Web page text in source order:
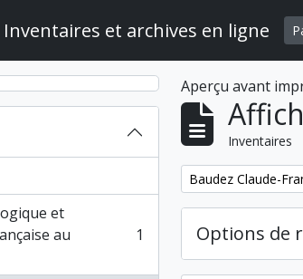
Inventaires et archives en ligne
et
au
1
Aperçu avant
Inventaires
Remove filter:
Baudez Claude-
Options de